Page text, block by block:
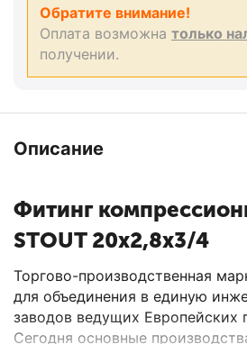
Обратите внимание!
Оплата возможна только
получении.
Описание
Фитинг
STOUT 20х2,8х3/4
Торгово-производственная
для объединения в единую
заводов ведущих Европейских
Сегодня основные